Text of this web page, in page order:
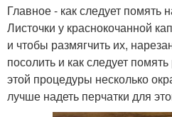
Главное - как следует помять
Листочки у краснокочанной
и чтобы размягчить их,
посолить и как следует
этой процедуры несколько
лучше надеть перчатки для